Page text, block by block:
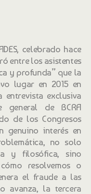
celebrado hace
entre los asistentes
y profunda” que la
lugar en 2015 en
entrevista exclusiva
general de BCRA
de los Congresos
genuino interés en
no solo
y filosófica, sino
resolvemos o
el fraude a las
avanza, la tercera